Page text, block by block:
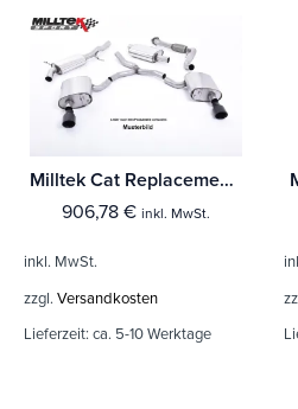
Milltek Cat Replacement Pipe Volkswagen Golf MK5 R32 3.2 V6
906,78 € inkl. MwSt.
inkl. MwSt.
zzgl. Versandkosten
Lieferzeit: ca. 5-10 Werktage